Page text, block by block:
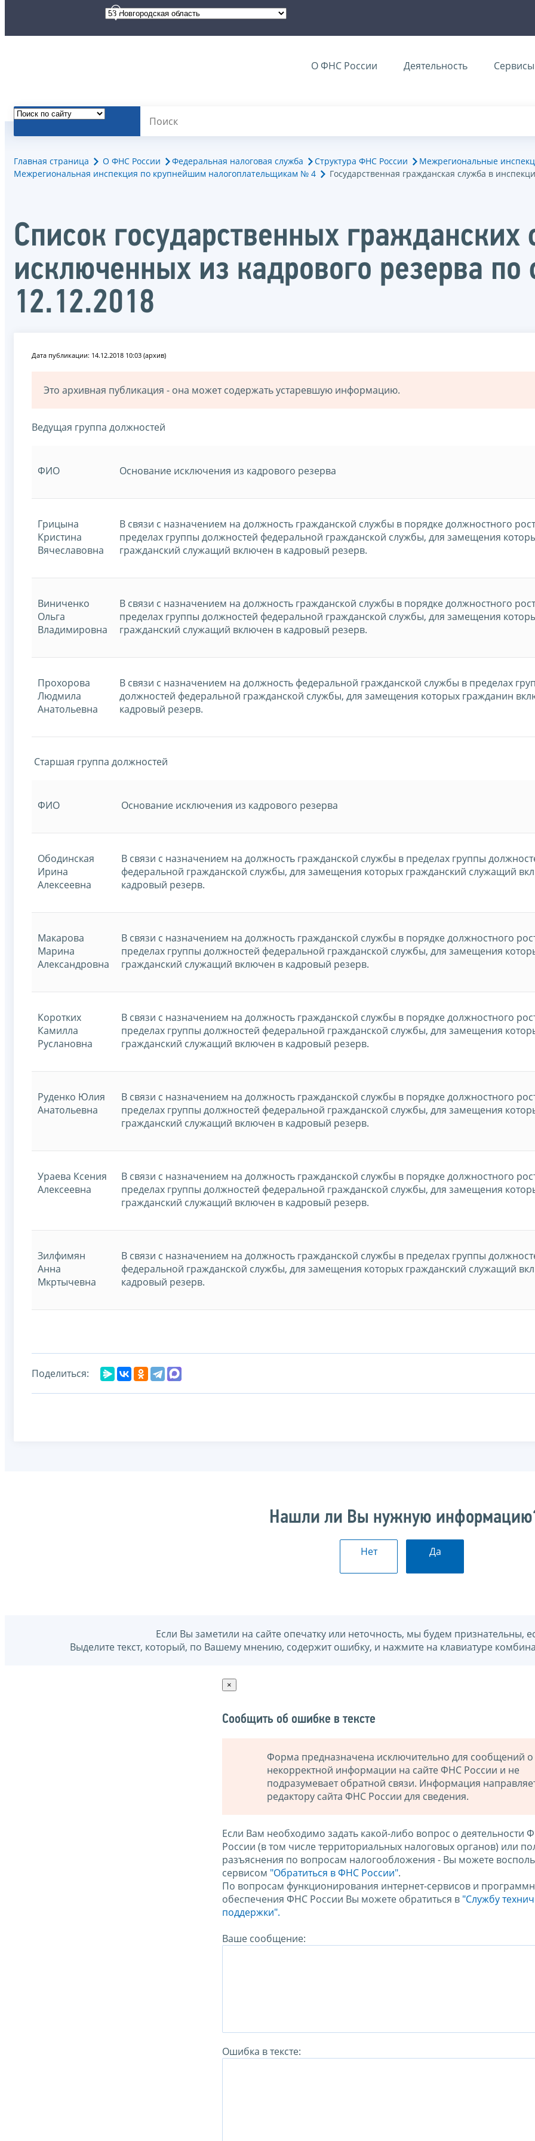
О ФНС России Деятельность Сервисы
Главная страница О ФНС России Федеральная налоговая служба Структура ФНС России
Межрегиональные
Межрегиональная инспекция по крупнейшим налогоплательщикам № 4
Государственная гражданская служба в
Список государственных
исключенных из кадрового резерва по
12.12.2018
Дата публикации: 14.12.2018 10:03 (архив)
Это архивная публикация - она может содержать устаревшую информацию.
Ведущая группа должностей
ФИО Основание исключения из кадрового резерва
Грицына
Кристина
Вячеславовна
В связи с назначением на должность гражданской службы в порядке должностного
пределах группы должностей федеральной гражданской службы, для замещения
гражданский служащий включен в кадровый резерв.
Виниченко
Ольга
Владимировна
В связи с назначением на должность гражданской службы в порядке должностного
пределах группы должностей федеральной гражданской службы, для замещения
гражданский служащий включен в кадровый резерв.
Прохорова
Людмила
Анатольевна
В связи с назначением на должность федеральной гражданской службы в пределах
должностей федеральной гражданской службы, для замещения которых гражданин
кадровый резерв.
Старшая группа должностей
ФИО Основание исключения из кадрового резерва
Ободинская
Ирина
Алексеевна
В связи с назначением на должность гражданской службы в пределах группы
федеральной гражданской службы, для замещения которых гражданский служащий
кадровый резерв.
Макарова
Марина
Александровна
В связи с назначением на должность гражданской службы в порядке должностного
пределах группы должностей федеральной гражданской службы, для замещения
гражданский служащий включен в кадровый резерв.
Коротких
Камилла
Руслановна
В связи с назначением на должность гражданской службы в порядке должностного
пределах группы должностей федеральной гражданской службы, для замещения
гражданский служащий включен в кадровый резерв.
Руденко Юлия
Анатольевна
В связи с назначением на должность гражданской службы в порядке должностного
пределах группы должностей федеральной гражданской службы, для замещения
гражданский служащий включен в кадровый резерв.
Ураева Ксения
Алексеевна
В связи с назначением на должность гражданской службы в порядке должностного
пределах группы должностей федеральной гражданской службы, для замещения
гражданский служащий включен в кадровый резерв.
Зилфимян
Анна
Мкртычевна
В связи с назначением на должность гражданской службы в пределах группы
федеральной гражданской службы, для замещения которых гражданский служащий
кадровый резерв.
Поделиться:
Нашли ли Вы нужную
Нет Да
Если Вы заметили на сайте опечатку или неточность, мы будем признательны,
Выделите текст, который, по Вашему мнению, содержит ошибку, и нажмите на клавиатуре
×
Сообщить об ошибке в тексте
Форма предназначена исключительно для сообщений о
некорректной информации на сайте ФНС России и не
подразумевает обратной связи. Информация
редактору сайта ФНС России для сведения.
Если Вам необходимо задать какой-либо вопрос о деятельности
России (в том числе территориальных налоговых органов) или
разъяснения по вопросам налогообложения - Вы можете
сервисом "Обратиться в ФНС России".
По вопросам функционирования интернет-сервисов и
обеспечения ФНС России Вы можете обратиться в "Службу
поддержки".
Ваше сообщение:
Ошибка в тексте: